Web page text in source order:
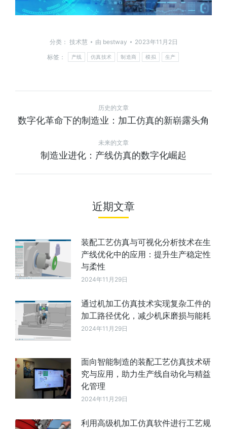
分类： 技术慧 由 bestway
2023年11月2日
标签：
产线 仿真技术 制造商 模拟 生产
历史的文章
数字化革命下的制造业：加工仿真的新崭露头角
未来的文章
制造业进化：产线仿真的数字化崛起
近期文章
装配工艺仿真与可视化分析技术在生
产线优化中的应用：提升生产稳定性
与柔性
2024年11月29日
通过机加工仿真技术实现复杂工件的
加工路径优化，减少机床磨损与能耗
2024年11月29日
面向智能制造的装配工艺仿真技术研
究与应用，助力生产线自动化与精益
化管理
2024年11月29日
利用高级机加工仿真软件进行工艺规